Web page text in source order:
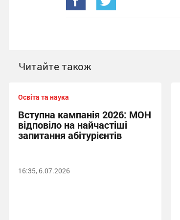
Читайте також
Освіта та наука
Вступна кампанія 2026: МОН
відповіло на найчастіші
запитання абітурієнтів
16:35, 6.07.2026